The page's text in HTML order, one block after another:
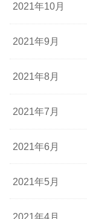
2021年10月
2021年9月
2021年8月
2021年7月
2021年6月
2021年5月
2021年4月